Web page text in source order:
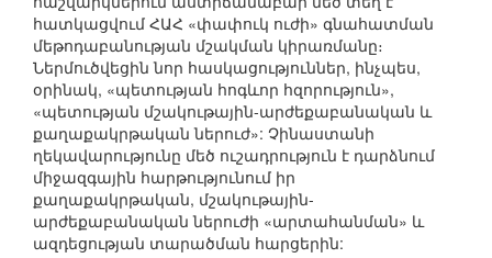
հատկացվում ՀԱՀ «փափուկ ուժի» գնահատման
մեթոդաբանության մշակման կիրառմանը։
Ներմուծվեցին նոր հասկացություններ, ինչպես,
օրինակ, «պետության հոգևոր հզորություն»,
«պետության մշակութային-արժեքաբանական և
քաղաքակրթական ներուժ»: Չինաստանի
ղեկավարությունը մեծ ուշադրություն է դարձնում
միջազգային հարթությունում իր
քաղաքակրթական, մշակութային-
արժեքաբանական ներուժի «արտահանման» և
ազդեցության տարածման հարցերին: